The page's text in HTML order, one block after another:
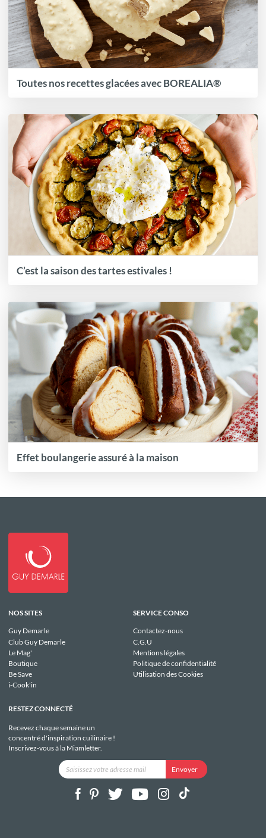
Toutes nos recettes glacées avec BOREALIA®
C’est la saison des tartes estivales !
Effet boulangerie assuré à la maison
NOS SITES
Guy Demarle
Club Guy Demarle
Le Mag'
Boutique
Be Save
i-Cook'in
SERVICE CONSO
Contactez-nous
C.G.U
Mentions légales
Politique de confidentialité
Utilisation des Cookies
RESTEZ CONNECTÉ
Recevez chaque semaine un
concentré d'inspiration cuilinaire !
Inscrivez-vous à la Miamletter.